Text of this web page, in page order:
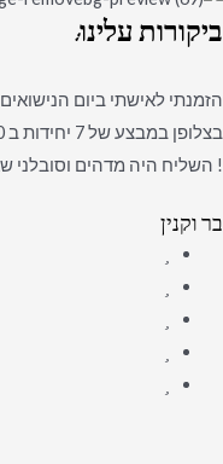
ביקורותעלינו:
הזמנתי לאישתי ביום
! השליח היה מדהים וסובלני
בר וקנין